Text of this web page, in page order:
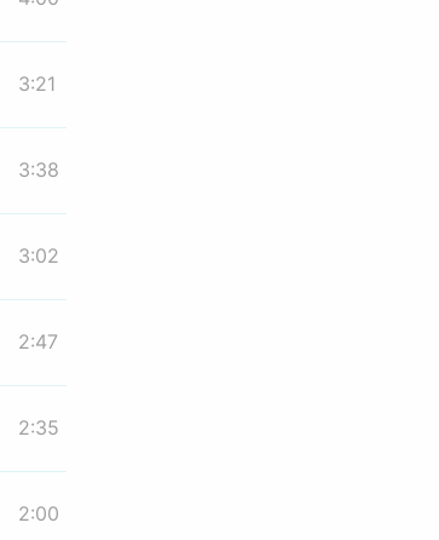
3:21
3:38
3:02
2:47
2:35
2:00